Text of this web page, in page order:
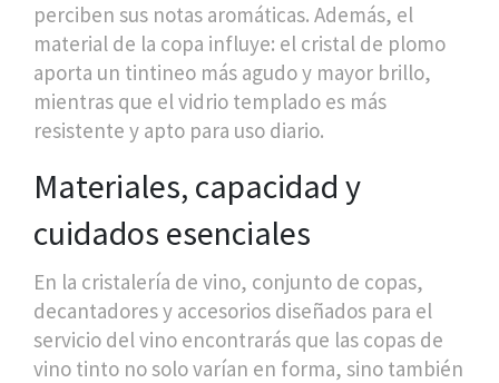
perciben sus notas aromáticas. Además, el
material de la copa influye: el cristal de plomo
aporta un tintineo más agudo y mayor brillo,
mientras que el vidrio templado es más
resistente y apto para uso diario.
Materiales, capacidad y
cuidados esenciales
En la cristalería de vino, conjunto de copas,
decantadores y accesorios diseñados para el
servicio del vino encontrarás que las copas de
vino tinto no solo varían en forma, sino también